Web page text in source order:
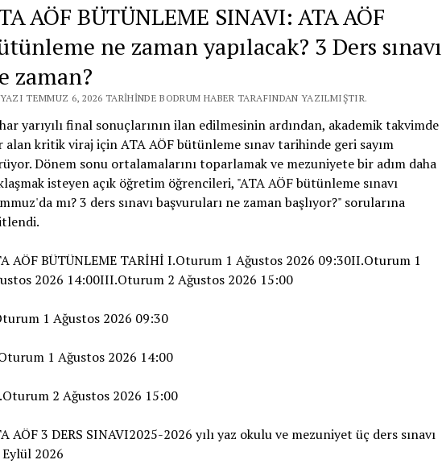
AÖF BÜTÜNLEME SINAVI: ATA AÖF
ne zaman yapılacak? 3 Ders sınavı
zaman?
TEMMUZ 6, 2026 TARIHINDE BODRUM HABER TARAFINDAN YAZILMIŞTIR.
yarıyılı final sonuçlarının ilan edilmesinin ardından, akademik takvimde
alan kritik viraj için ATA AÖF bütünleme sınav tarihinde geri sayım
Dönem sonu ortalamalarını toparlamak ve mezuniyete bir adım daha
isteyen açık öğretim öğrencileri, "ATA AÖF bütünleme sınavı
mı? 3 ders sınavı başvuruları ne zaman başlıyor?" sorularına
AÖF BÜTÜNLEME TARİHİ I.Oturum 1 Ağustos 2026 09:30II.Oturum 1
2026 14:00III.Oturum 2 Ağustos 2026 15:00
1 Ağustos 2026 09:30
1 Ağustos 2026 14:00
2 Ağustos 2026 15:00
AÖF 3 DERS SINAVI2025-2026 yılı yaz okulu ve mezuniyet üç ders sınavı
Eylül 2026